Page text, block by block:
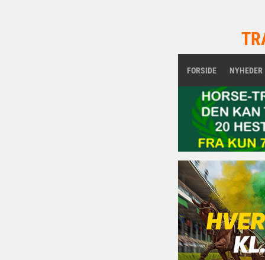
FORSIDE NYHEDER